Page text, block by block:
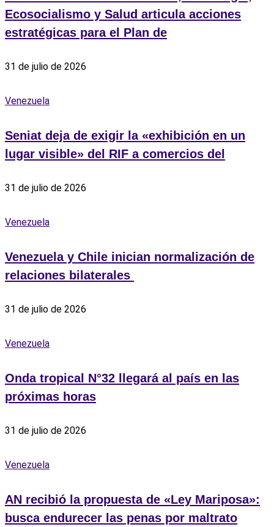
Ecosocialismo y Salud articula acciones
estratégicas para el Plan de
31 de julio de 2026
Venezuela
Seniat deja de exigir la «exhibición en un
lugar visible» del RIF a comercios del
31 de julio de 2026
Venezuela
Venezuela y Chile inician normalización de
relaciones bilaterales ‎
31 de julio de 2026
Venezuela
Onda tropical N°32 llegará al país en las
próximas horas
31 de julio de 2026
Venezuela
AN recibió la propuesta de «Ley Mariposa»:
busca endurecer las penas por maltrato